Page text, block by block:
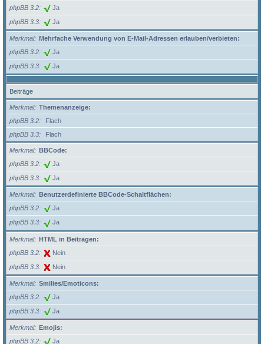
phpBB 3.2
Ja
phpBB 3.3 Ja
Merkmal
Mehrfache Verwendung von E-Mail-Adressen erlauben/verbieten:
phpBB 3.2
Ja
phpBB 3.3 Ja
Beiträge
Merkmal
Themenanzeige:
phpBB 3.2
Flach
phpBB 3.3
Flach
Merkmal
BBCode:
phpBB 3.2
Ja
phpBB 3.3 Ja
Merkmal
Benutzerdefinierte BBCode-Schaltflächen:
phpBB 3.2
Ja
phpBB 3.3 Ja
Merkmal
HTML in Beiträgen:
phpBB 3.2
Nein
phpBB 3.3 Nein
Merkmal
Smilies/Emoticons:
phpBB 3.2
Ja
phpBB 3.3 Ja
Merkmal
Emojis:
phpBB 3.2
Ja